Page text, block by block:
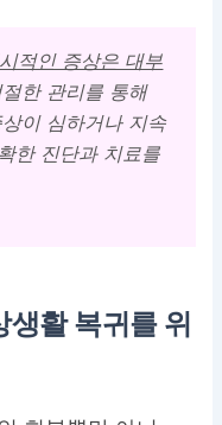
적인 증상은 대부
한 관리를 통해
이 심하거나 지속
한 진단과 치료를
활 복귀를 위